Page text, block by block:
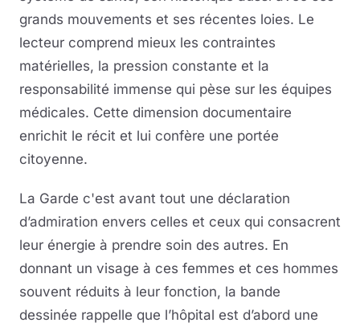
grands mouvements et ses récentes loies. Le
lecteur comprend mieux les contraintes
matérielles, la pression constante et la
responsabilité immense qui pèse sur les équipes
médicales. Cette dimension documentaire
enrichit le récit et lui confère une portée
citoyenne.
La Garde c'est avant tout une déclaration
d’admiration envers celles et ceux qui consacrent
leur énergie à prendre soin des autres. En
donnant un visage à ces femmes et ces hommes
souvent réduits à leur fonction, la bande
dessinée rappelle que l’hôpital est d’abord une